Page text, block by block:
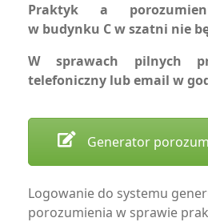
Praktyk a
w budynku C w szatni nie
W sprawach pilnych
telefoniczny lub email w
Generator
Logowanie do systemu
porozumienia w sprawie